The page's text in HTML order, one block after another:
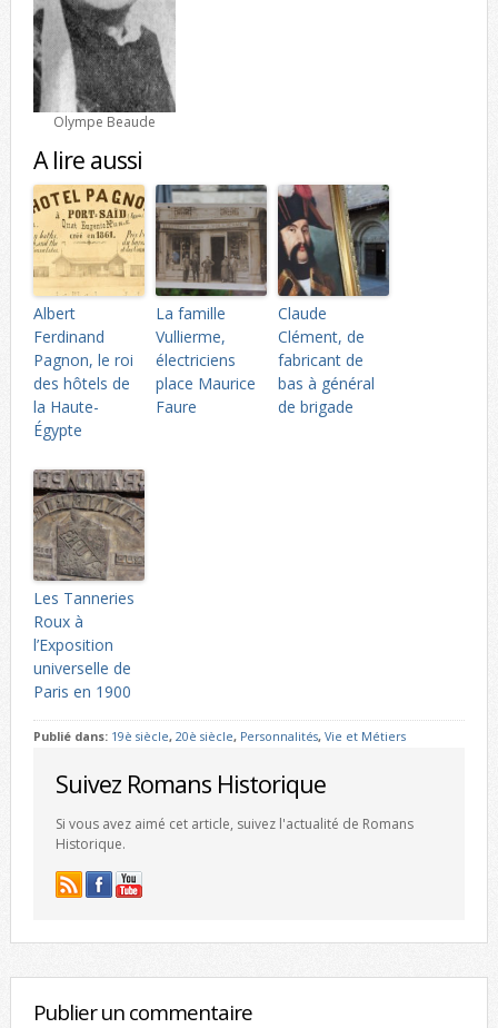
Olympe Beaude
A lire aussi
Albert
Ferdinand
Pagnon, le roi
des hôtels de
la Haute-
Égypte
La famille
Vullierme,
électriciens
place Maurice
Faure
Claude
Clément, de
fabricant de
bas à général
de brigade
Les Tanneries
Roux à
l’Exposition
universelle de
Paris en 1900
Publié dans: 19è siècle, 20è siècle, Personnalités, Vie et Métiers
Suivez Romans Historique
Si vous avez aimé cet article, suivez l'actualité de Romans
Historique.
Publier un commentaire